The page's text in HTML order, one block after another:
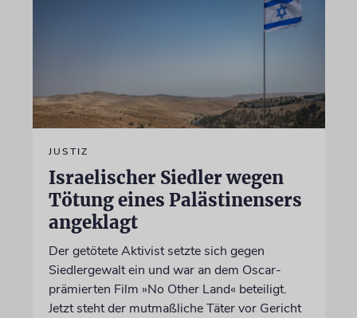
JUSTIZ
Israelischer Siedler wegen
Tötung eines Palästinensers
angeklagt
Der getötete Aktivist setzte sich gegen
Siedlergewalt ein und war an dem Oscar-
prämierten Film »No Other Land« beteiligt.
Jetzt steht der mutmaßliche Täter vor Gericht